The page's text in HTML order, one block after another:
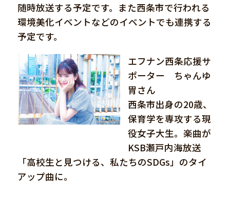
随時放送する予定です。また西条市で行われる
環境美化イベントなどのイベントでも連携する
予定です。
エフナン西条応援サ
ポーター ちゃんゆ
胃さん
西条市出身の20歳、
保育学を専攻する現
役女子大生。楽曲が
KSB瀬戸内海放送
「高校生と見つける、私たちのSDGs」のタイ
アップ曲に。